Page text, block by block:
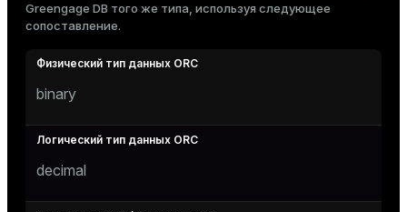
Greengage DB того же типа, используя следующее
сопоставление.
binary
decimal